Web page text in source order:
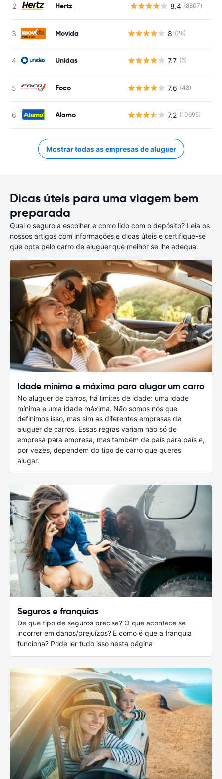
Hertz 8.4 (8807)
Movida 8 (28)
Unidas 7.7 (6)
Foco 7.6 (48)
Alamo 7.2 (10695)
Mostrar todas as empresas de aluguer
Dicas úteis para uma viagem bem
preparada
Qual o seguro a escolher e como lido com o depósito? Leia os
nossos artigos com informações e dicas úteis e certifique-se
que opta pelo carro de aluguer que melhor se lhe adequa.
Idade mínima e máxima para alugar um carro
No aluguer de carros, há limites de idade: uma idade
mínima e uma idade máxima. Não somos nós que
definimos isso, mas sim as diferentes empresas de
aluguer de carros. Essas regras variam não só de
empresa para empresa, mas também de país para país e,
por vezes, dependem do tipo de carro que queres
alugar.
Seguros e franquias
De que tipo de seguros precisa? O que acontece se
incorrer em danos/prejuízos? E como é que a franquia
funciona? Pode ler tudo isso nesta página